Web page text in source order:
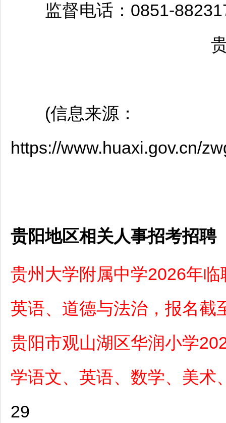
监督电话：0851-
(信息来源：
https://www.huaxi.gov.cn/
贵阳地区相关人事招考招聘
贵州大学附属中学2026年
英语、道德与法治，报名截
贵阳市观山湖区华润小学
学语文、英语、数学、美术
29